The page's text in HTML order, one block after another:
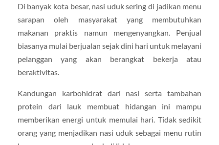
Di banyak kota besar, nasi uduk sering di jadikan menu
sarapan oleh masyarakat yang membutuhkan
makanan praktis namun mengenyangkan. Penjual
biasanya mulai berjualan sejak dini hari untuk melayani
pelanggan yang akan berangkat bekerja atau
beraktivitas.
Kandungan karbohidrat dari nasi serta tambahan
protein dari lauk membuat hidangan ini mampu
memberikan energi untuk memulai hari. Tidak sedikit
orang yang menjadikan nasi uduk sebagai menu rutin